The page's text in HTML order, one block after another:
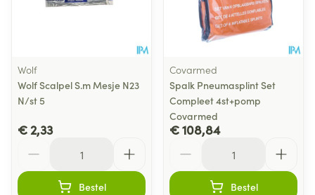
Wolf
Wolf Scalpel S.m Mesje N23
N/st 5
€ 2,33
Bestel
Covarmed
Spalk Pneumasplint Set
Compleet 4st+pomp
Covarmed
€ 108,84
Bestel